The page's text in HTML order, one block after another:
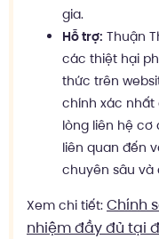
gia.
Hỗ trợ: Thuận
các thiệt hại
thức trên
chính xác nhất
lòng liên hệ
liên quan đến
chuyên sâu và
Xem chi tiết: Chính
nhiệm đầy đủ tại